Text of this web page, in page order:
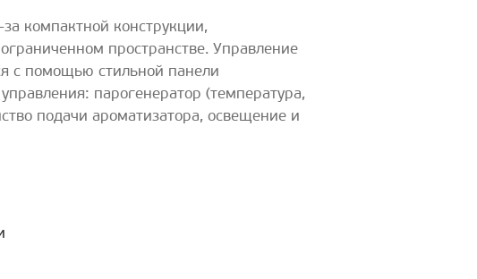
за компактной конструкции,
пространстве. Управление
с помощью стильной панели
парогенератор (температура,
подачи ароматизатора, освещение и